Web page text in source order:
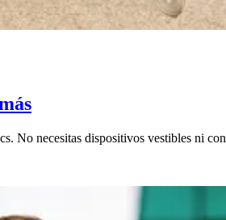
No necesitas dispositivos vestibles ni